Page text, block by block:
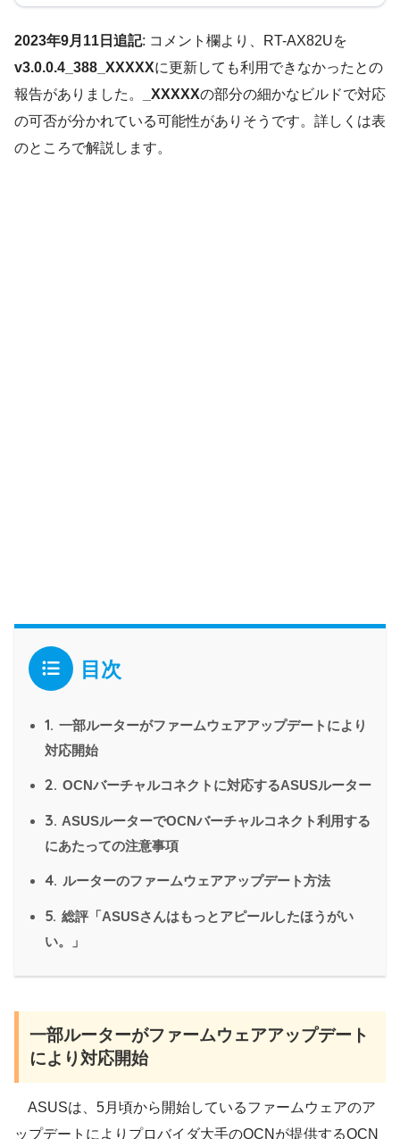
2023年9月11日追記: コメント欄より、RT-AX82Uを
v3.0.0.4_388_XXXXXに更新しても利用できなかったとの
報告がありました。
_XXXXXの部分の細かなビルドで対応
の可否が分かれている可能性がありそうです。詳しくは表
のところで解説します。
目次
1. 一部ルーターがファームウェアアップデートにより
対応開始
2. OCNバーチャルコネクトに対応するASUSルーター
3. ASUSルーターでOCNバーチャルコネクト利用する
にあたっての注意事項
4. ルーターのファームウェアアップデート方法
5. 総評「ASUSさんはもっとアピールしたほうがい
い。」
一部ルーターがファームウェアアップデート
により対応開始
ASUSは、5月頃から開始しているファームウェアのア
ップデートによりプロバイダ大手のOCNが提供するOCN